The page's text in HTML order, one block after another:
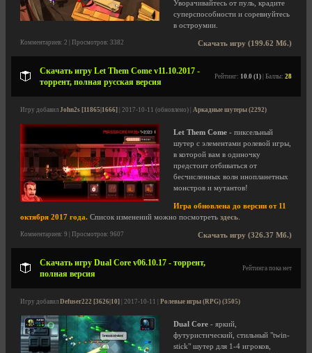
Уворачивайтесь от пуль, крадите
суперспособности и соревнуйтесь
в остроумии.
Скачать игру (199.62 Мб.)
Комментариев: 2 | Просмотров: 3382
Скачать игру Let Them Come v11.10.2017 -
торрент, полная русская версия
Рейтинг: 10.0 (1) | Баллы: 28
Игру добавил John2s [11865|1666] | 2017-10-11 (обновлено) | Аркадные шутеры (2292)
Let Them Come - пиксельный
шутер с элементами ролевой игры,
в которой вам в одиночку
предстоит отбиваться от
бесчисленных волн инопланетных
монстров и мутантов!
Игра обновлена до версии от 11
октября 2017 года. Список изменений можно посмотреть здесь
Скачать игру (326.37 Мб.)
Комментариев: 9 | Просмотров: 9607
Скачать игру Dual Core v06.10.17 - торрент,
полная версия
Рейтинга пока нет
Игру добавил Defuser222 [3626|10] | 2017-10-11 | Ролевые игры (RPG) (3505)
Dual Core - яркий,
футуристический, стильный "twin-
stick" шутер для 1-4 игроков,